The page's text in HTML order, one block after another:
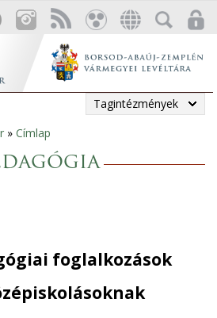
Tagintézmények
» Címlap
foglalkozások